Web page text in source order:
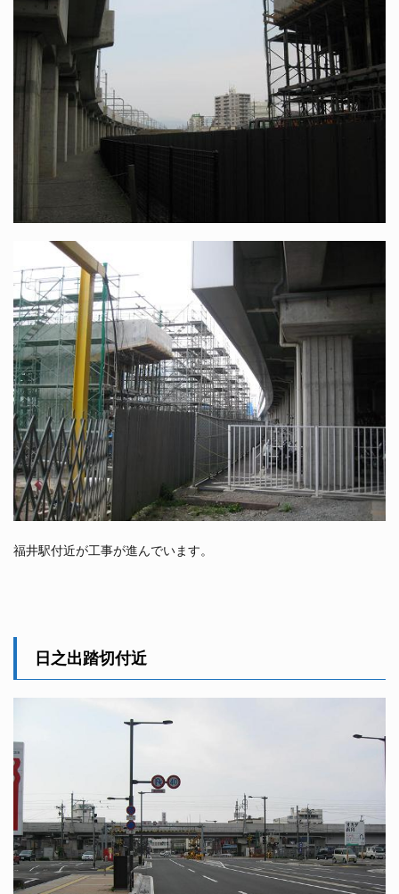
福井駅付近が工事が進んでいます。
日之出踏切付近